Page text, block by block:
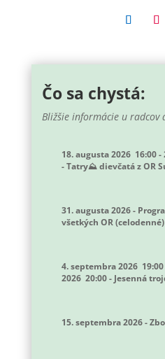
Čo sa chystá:
Bližšie informácie u radcov
18. augusta 2026 16:00-
-Tatry⛰️ dievčatá z OR
31. augusta 2026-
všetkých OR (celodenné)
4. septembra 2026 19:00
2026 20:00- Jesenná
15. septembra 2026-